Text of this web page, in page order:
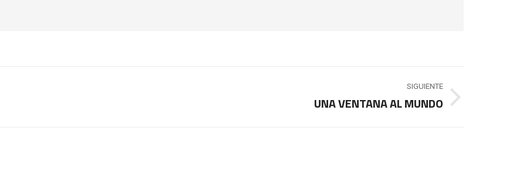
SIGUIENTE
UNA VENTANA AL MUNDO